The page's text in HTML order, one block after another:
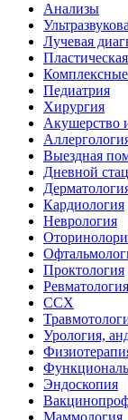
Анализы
Лучевая
Педиатрия
Хирургия
Акушерство
Выездная
Дневной
Кардиология
Неврология
Проктология
Ревматология
ССХ
Урология,
Эндоскопия
Маммология